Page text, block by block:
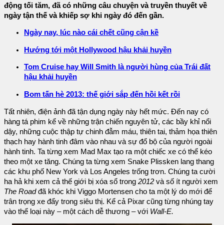
động tối tăm, đã có những câu chuyện và truyền thuyết về
ngày tận thế và khiếp sợ khi ngày đó đến gần.
Ngày nay, lúc nào cái chết cũng cận kề
Hướng tới một Hollywood hậu khải huyền
Tom Cruise hay Will Smith là người hùng của Trái đất
hậu khải huyền
Bom tấn hè 2013: thế giới sắp đến hồi kết rồi
Tất nhiên, điện ảnh đã tận dụng ngày này hết mức. Đến nay có
hàng tá phim kể về những trận chiến nguyên tử, các bầy khỉ nổi
dậy, những cuộc thập tự chinh đẫm máu, thiên tai, thảm họa thiên
thạch hay hành tinh đâm vào nhau và sự đổ bộ của người ngoài
hành tinh. Ta từng xem Mad Max tạo ra một chiếc xe có thể kéo
theo một xe tăng. Chúng ta từng xem Snake Plissken lang thang
các khu phố New York và Los Angeles trống trơn. Chúng ta cười
ha hả khi xem cả thế giới bị xóa sổ trong 2012 và số ít người xem
The Roadđã khóc khi Viggo Mortensen cho ta một lý do mới để
trân trọng xe đẩy trong siêu thị. Kể cả Pixar cũng từng nhúng tay
vào thể loại này – một cách dễ thương – với Wall-E.